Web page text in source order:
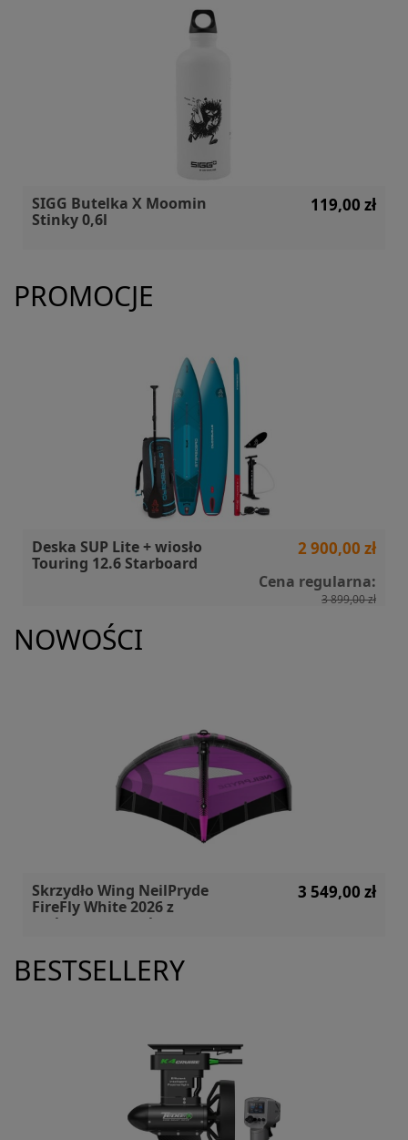
SIGG Butelka X Moomin
Stinky 0,6l
119,00 zł
PROMOCJE
Deska SUP Lite + wiosło
Touring 12.6 Starboard
2 900,00 zł
Cena regularna:
3 899,00 zł
NOWOŚCI
Skrzydło Wing NeilPryde
FireFly White 2026 z
carbonowym uchwytem
3 549,00 zł
BESTSELLERY